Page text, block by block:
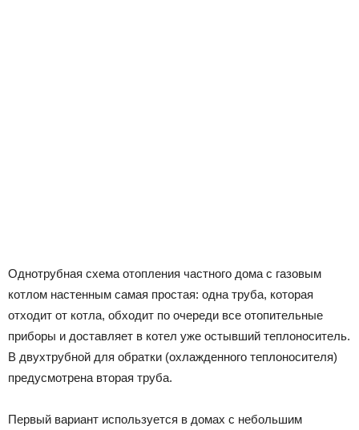
Однотрубная схема отопления частного дома с газовым
котлом настенным самая простая: одна труба, которая
отходит от котла, обходит по очереди все отопительные
приборы и доставляет в котел уже остывший теплоноситель.
В двухтрубной для обратки (охлажденного теплоносителя)
предусмотрена вторая труба.
Первый вариант используется в домах с небольшим